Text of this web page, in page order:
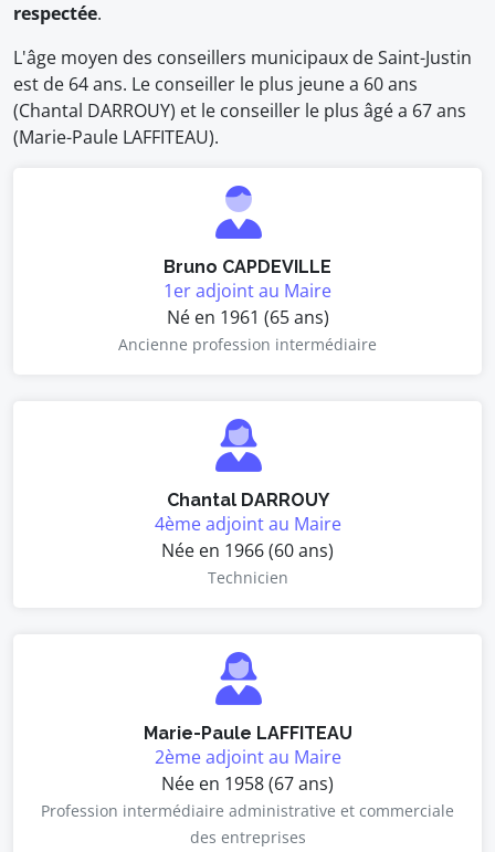
respectée.
L'âge moyen des conseillers municipaux de Saint-Justin
est de 64 ans. Le conseiller le plus jeune a 60 ans
(Chantal DARROUY) et le conseiller le plus âgé a 67 ans
(Marie-Paule LAFFITEAU).
Bruno CAPDEVILLE
1er adjoint au Maire
Né en 1961 (65 ans)
Ancienne profession intermédiaire
Chantal DARROUY
4ème adjoint au Maire
Née en 1966 (60 ans)
Technicien
Marie-Paule LAFFITEAU
2ème adjoint au Maire
Née en 1958 (67 ans)
Profession intermédiaire administrative et commerciale
des entreprises